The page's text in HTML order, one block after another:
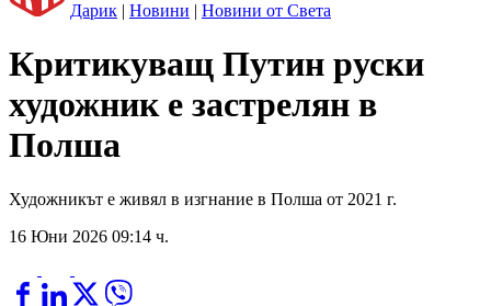
Дарик | Новини | Новини от Света
Критикуващ Путин руски
художник е застрелян в
Полша
Художникът е живял в изгнание в Полша от 2021 г.
16 Юни 2026 09:14 ч.